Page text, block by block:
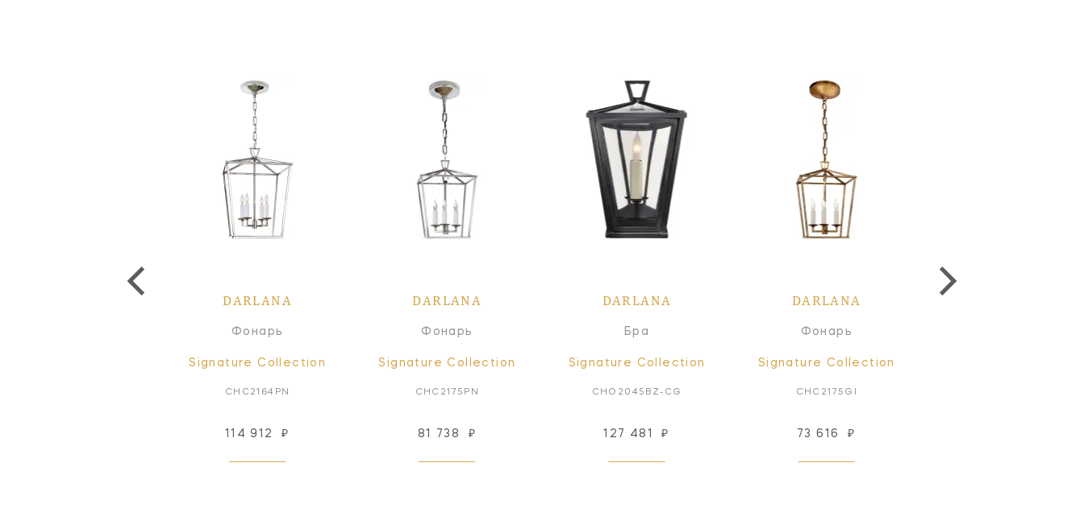
DARLANA
Фонарь
Signature Collection
CHC2164PN
114 912 ₽
DARLANA
Фонарь
Signature Collection
CHC2175PN
81 738 ₽
DARLANA
Бра
Signature Collection
CHO2045BZ-CG
127 481 ₽
DARLANA
Фонарь
Signature Collection
CHC2175GI
73 616 ₽